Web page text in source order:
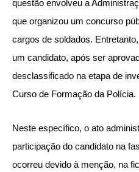
questão envolveu a
que organizou um concurso
cargos de soldados.
um candidato, após ser
desclassificado na etapa de
Curso de Formação da Polícia.
Neste específico, o ato
participação do candidato na
ocorreu devido à menção, na